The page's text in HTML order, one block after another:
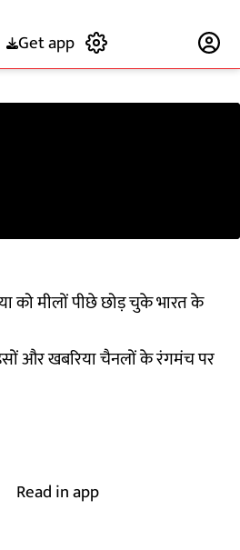
Get app
को मीलों पीछे छोड़ चुके भारत के
और खबरिया चैनलों के रंगमंच पर
Read in app